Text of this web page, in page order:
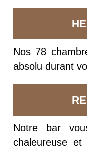
Nos 78
absolu durant
Notre bar
chaleureuse